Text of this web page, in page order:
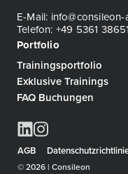
E-Mail:
Telefon: +49 5361
Portfolio
Trainingsportfolio
Exklusive Trainings
FAQ Buchungen
AGB
© 2026 | Consileon